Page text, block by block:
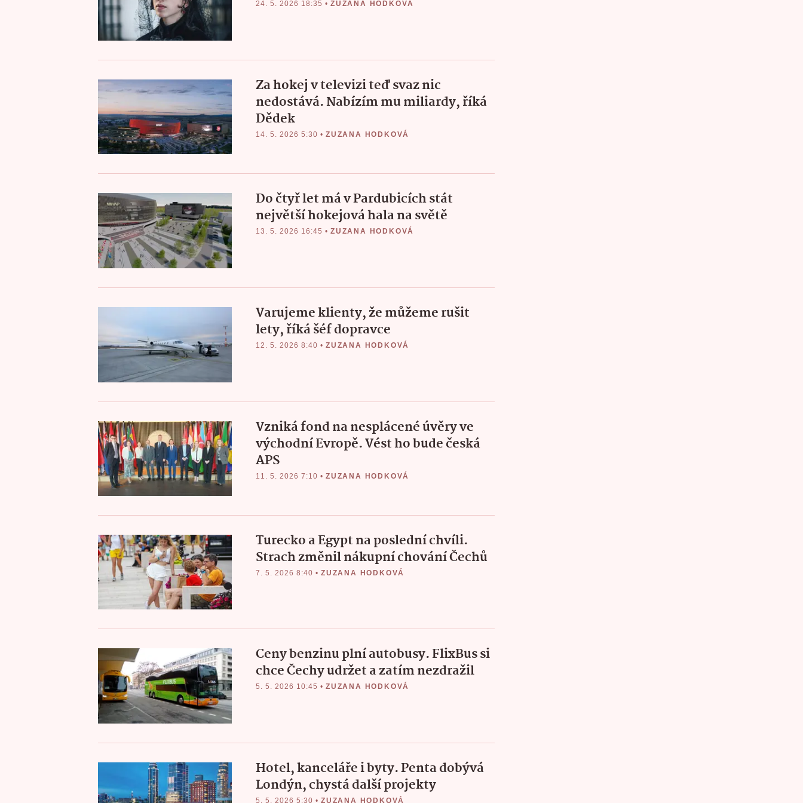
24. 5. 2026 18:35 • ZUZANA HODKOVÁ
Za hokej v televizi teď svaz nic
nedostává. Nabízím mu miliardy, říká
Dědek
14. 5. 2026 5:30 • ZUZANA HODKOVÁ
Do čtyř let má v Pardubicích stát
největší hokejová hala na světě
13. 5. 2026 16:45 • ZUZANA HODKOVÁ
Varujeme klienty, že můžeme rušit
lety, říká šéf dopravce
12. 5. 2026 8:40 • ZUZANA HODKOVÁ
Vzniká fond na nesplácené úvěry ve
východní Evropě. Vést ho bude česká
APS
11. 5. 2026 7:10 • ZUZANA HODKOVÁ
Turecko a Egypt na poslední chvíli.
Strach změnil nákupní chování Čechů
7. 5. 2026 8:40 • ZUZANA HODKOVÁ
Ceny benzinu plní autobusy. FlixBus si
chce Čechy udržet a zatím nezdražil
5. 5. 2026 10:45 • ZUZANA HODKOVÁ
Hotel, kanceláře i byty. Penta dobývá
Londýn, chystá další projekty
5. 5. 2026 5:30 • ZUZANA HODKOVÁ